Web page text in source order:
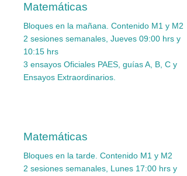
Matemáticas
Bloques en la mañana. Contenido M1 y M2
2 sesiones semanales, Jueves 09:00 hrs y
10:15 hrs
3 ensayos Oficiales PAES, guías A, B, C y
Ensayos Extraordinarios.
Matemáticas
Bloques en la tarde. Contenido M1 y M2
2 sesiones semanales, Lunes 17:00 hrs y